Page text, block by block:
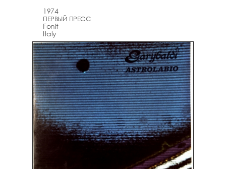
1974
ПЕРВЫЙ ПРЕСС
Fonit
Italy